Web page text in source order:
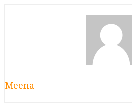
Meena